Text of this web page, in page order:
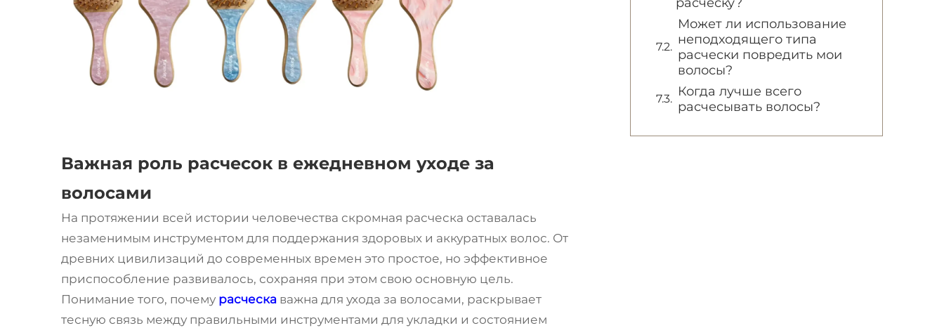
Важная роль расчесок в ежедневном уходе за
волосами
На протяжении всей истории человечества скромная расческа оставалась
незаменимым инструментом для поддержания здоровых и аккуратных волос. От
древних цивилизаций до современных времен это простое, но эффективное
приспособление развивалось, сохраняя при этом свою основную цель.
Понимание того, почему расческа важна для ухода за волосами, раскрывает
тесную связь между правильными инструментами для укладки и состоянием
Может ли использование
неподходящего типа
расчески повредить мои
волосы?
Когда лучше всего
расчесывать волосы?